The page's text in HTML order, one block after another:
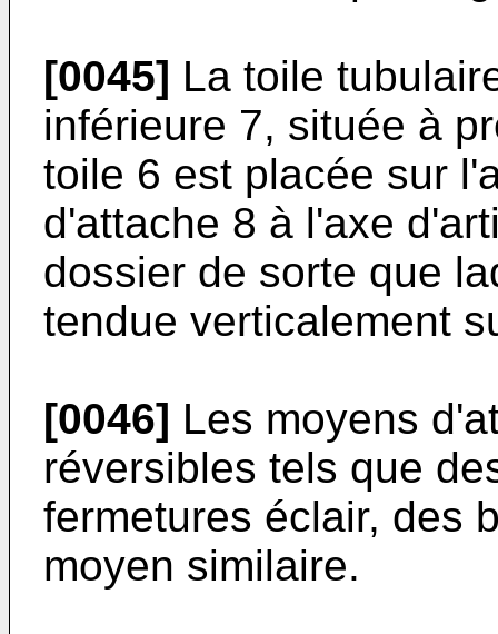
[0045] La toile
inférieure 7, située à
toile 6 est placée sur
d'attache 8 à l'axe
dossier de sorte que
tendue verticalement
[0046] Les moyens
réversibles tels que
fermetures éclair, des
moyen similaire.